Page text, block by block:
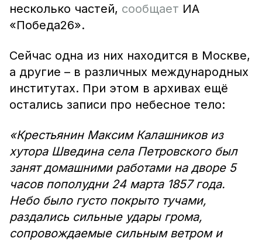
несколько частей, сообщает ИА
«Победа26».
Сейчас одна из них находится в Москве,
а другие – в различных международных
институтах. При этом в архивах ещё
остались записи про небесное тело:
«Крестьянин Максим Калашников из
хутора Шведина села Петровского был
занят домашними работами на дворе 5
часов пополудни 24 марта 1857 года.
Небо было густо покрыто тучами,
раздались сильные удары грома,
сопровождаемые сильным ветром и